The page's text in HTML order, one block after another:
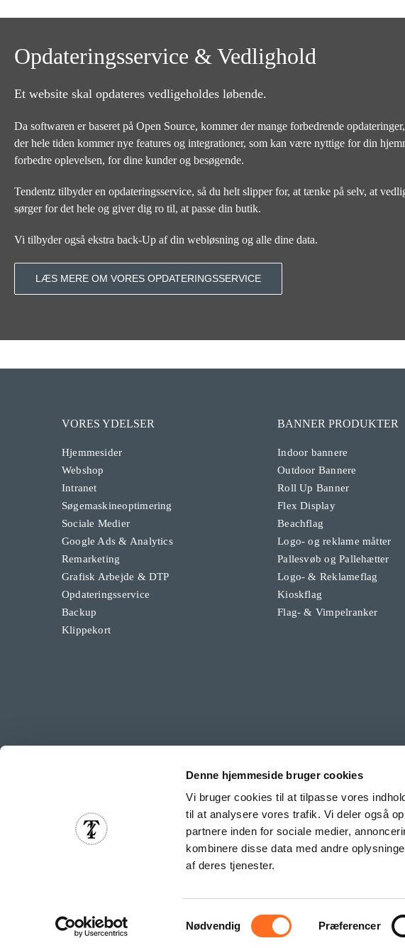
Denne hjemmeside bruger cookies
Vi bruger cookies til at tilpasse vores
til at analysere vores trafik. Vi deler også
partnere inden for sociale medier,
kombinere disse data med andre
af deres tjenester.
Samtykkevalg
Nødvendig Præferencer
Opdateringsservice & Vedlighold
Et website skal opdateres vedligeholdes løbende.
Da softwaren er baseret på Open Source, kommer der mange forbedrende
der hele tiden kommer nye features og integrationer, som kan være nyttige for din
forbedre oplevelsen, for dine kunder og besøgende.
Tendentz tilbyder en opdateringsservice, så du helt slipper for, at tænke på selv, at
sørger for det hele og giver dig ro til, at passe din butik.
Vi tilbyder også ekstra back-Up af din webløsning og alle dine data.
LÆS MERE OM VORES OPDATERINGSSERVICE
VORES YDELSER
Hjemmesider
Webshop
Intranet
Søgemaskineoptimering
Sociale Medier
Google Ads & Analytics
Remarketing
Grafisk Arbejde & DTP
Opdateringsservice
Backup
Klippekort
BANNER PRODUKTER
Indoor bannere
Outdoor Bannere
Roll Up Banner
Flex Display
Beachflag
Logo- og reklame måtter
Pallesvøb og Pallehætter
Logo- & Reklameflag
Kioskflag
Flag- & Vimpelranker
© Copyright 2013 - 2026 Tendentz ApS |